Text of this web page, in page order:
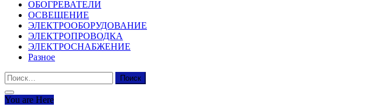
ОБОГРЕВАТЕЛИ
ОСВЕЩЕНИЕ
ЭЛЕКТРООБОРУДОВАНИЕ
ЭЛЕКТРОПРОВОДКА
ЭЛЕКТРОСНАБЖЕНИЕ
Разное
Найти:
You are Here